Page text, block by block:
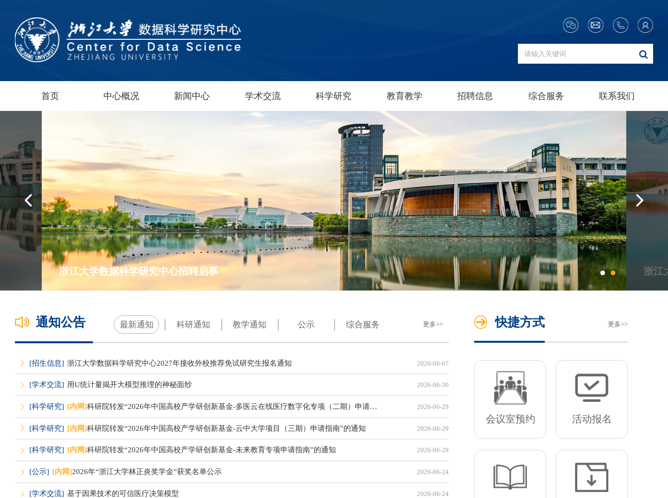
首页 中心概况 新闻中心 学术交流 科学研究 教育教学 招聘信息 综合服务 联系我们
浙江大学数据科学研究中心招聘启事 浙江
通知公告 更多
最新通知 科研通知 教学通知 公示 综合服务
[招生信息] 浙江大学数据科学研究中心2027年接收外校推荐免试研究生报名通知 2026-08-07
[学术交流] 用U统计量揭开大模型推理的神秘面纱 2026-06-30
[科学研究] [内网]科研院转发“2026年中国高校产学研创新基金-多医云在线医疗数字化专项（二期）申请指南”的通知 2026-06-29
[科学研究] [内网]科研院转发“2026年中国高校产学研创新基金-云中大学项目（三期）申请指南”的通知 2026-06-29
[科学研究] [内网]科研院转发“2026年中国高校产学研创新基金-未来教育专项申请指南”的通知 2026-06-29
[公示] [内网]2026年“浙江大学林正炎奖学金”获奖名单公示 2026-06-24
[学术交流] 基于因果技术的可信医疗决策模型 2026-06-24
基金申请专栏
科研院转发“2026年中国高校产学研创新基金-多医云
科研院转发“2026年中国高校产学研创新基金-云中大
[内网]科研院转发2026年中国产学研合作促进会科技创新奖申
科研院转发2026可持续发展青年科学家奖申报通知
科研院转发关于征集2027年企业创新发展联合基金 （
快捷方式 更多
会议室预约 活动报名